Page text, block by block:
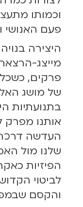
וכמותו
פעם האנושי
היצירה
מייצג-
פרקים,
של מושג
בתנועתיות
אותנו
העדשה דרכה
שלנו מול
הפיזיות
לביטוי
והקסם